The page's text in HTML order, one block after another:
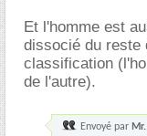
Et l'homme est
dissocié du reste
classification
de l'autre).
Envoyé par